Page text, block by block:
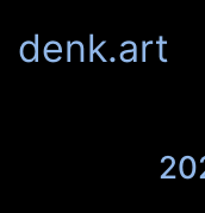
denk.art